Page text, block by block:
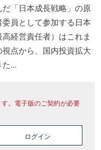
「日本成長戦略」の原
員として参加する日本
経営責任者）はこれま
点から、国内投資拡大
...
。電子版のご契約が必要
ログイン